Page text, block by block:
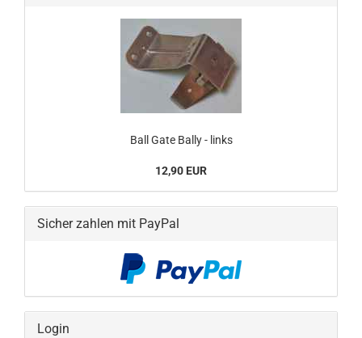
Ball Gate Bally - links
12,90 EUR
Sicher zahlen mit PayPal
Login